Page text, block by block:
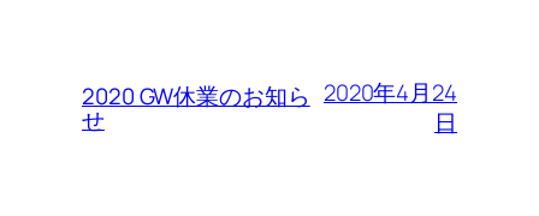
2020 GW休業のお知ら
せ
2020年4月24
日